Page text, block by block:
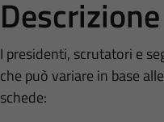
Descrizione
I presidenti, scrutatori e
che può variare in base
schede: